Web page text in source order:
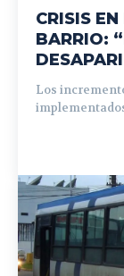
CRISIS
BARRIO:
Los